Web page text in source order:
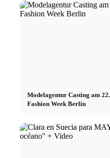
Modelagentur Casting am
Fashion Week Berlin